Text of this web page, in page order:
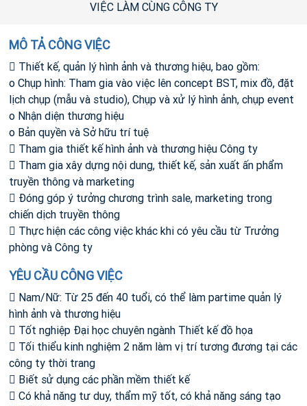
VIỆC LÀM CÙNG CÔNG TY
MÔ TẢ CÔNG VIỆC
 Thiết kế, quản lý hình ảnh và thương hiệu, bao gồm:
o Chụp hình: Tham gia vào việc lên concept BST, mix đồ, đặt
lịch chụp (mẫu và studio), Chụp và xử lý hình ảnh, chụp event
o Nhận diện thương hiệu
o Bản quyền và Sở hữu trí tuệ
 Tham gia thiết kế hình ảnh và thương hiệu Công ty
 Tham gia xây dựng nội dung, thiết kế, sản xuất ấn phẩm
truyền thông và marketing
 Đóng góp ý tưởng chương trình sale, marketing trong
chiến dịch truyền thông
 Thực hiện các công việc khác khi có yêu cầu từ Trưởng
phòng và Công ty
YÊU CẦU CÔNG VIỆC
 Nam/Nữ: Từ 25 đến 40 tuổi, có thể làm partime quản lý
hình ảnh và thương hiệu
 Tốt nghiệp Đại học chuyên ngành Thiết kế đồ họa
 Tối thiểu kinh nghiệm 2 năm làm vị trí tương đương tại các
công ty thời trang
 Biết sử dụng các phần mềm thiết kế
 Có khả năng tư duy, thẩm mỹ tốt, có khả năng sáng tạo